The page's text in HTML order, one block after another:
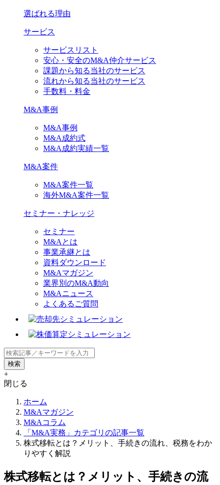
選ばれる理由
サービス
サービスリスト
安心・安全のM&A仲介サービス
課題から知る当社のサービス
流れから知る当社のサービス
手数料・料金
M&A事例
M&A事例
M&A成約式
M&A成約実績一覧
M&A案件
M&A案件一覧
海外M&A案件一覧
セミナー・ナレッジ
セミナー
M&Aとは
事業承継とは
資料ダウンロード
M&Aマガジン
業界別のM&A動向
M&Aニュース
よくあるご質問
+
閉じる
ホーム
M&Aマガジン
M&Aコラム
「M&A実務」カテゴリの記事一覧
株式移転とは？メリット、手続きの流れ、税務をわか
りやすく解説
株式移転とは？メリット、手続きの流